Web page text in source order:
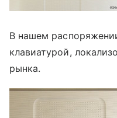
В нашем
клавиатурой,
рынка.